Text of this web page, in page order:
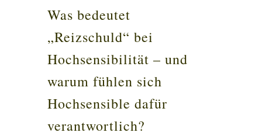
Was bedeutet
„Reizschuld“ bei
Hochsensibilität – und
warum fühlen sich
Hochsensible dafür
verantwortlich?